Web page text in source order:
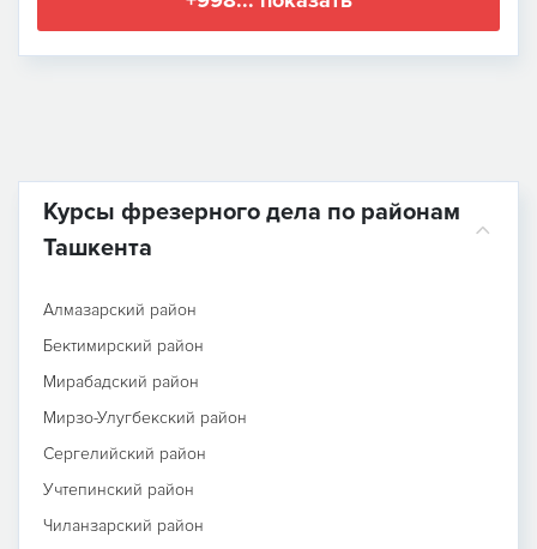
Курсы фрезерного дела по районам
Ташкента
Алмазарский район
Бектимирский район
Мирабадский район
Мирзо-Улугбекский район
Сергелийский район
Учтепинский район
Чиланзарский район